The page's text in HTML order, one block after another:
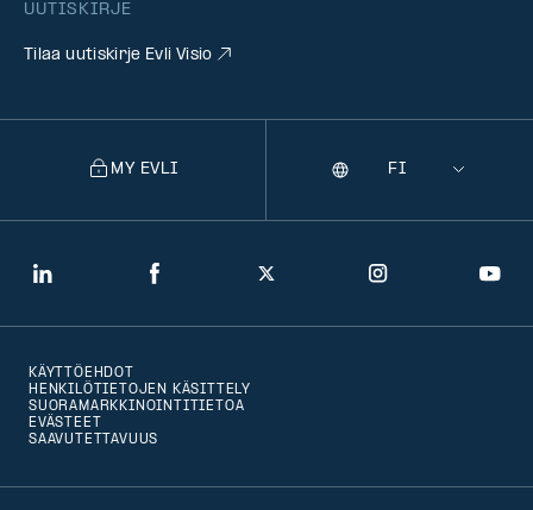
UUTISKIRJE
Tilaa uutiskirje Evli Visio
LinkedIn Facebook Twitter Instagram
MY EVLI
Selecting
the
Kieli
KÄYTTÖEHDOT
HENKILÖTIETOJEN KÄSITTELY
SUORAMARKKINOINTITIETOA
EVÄSTEET
SAAVUTETTAVUUS